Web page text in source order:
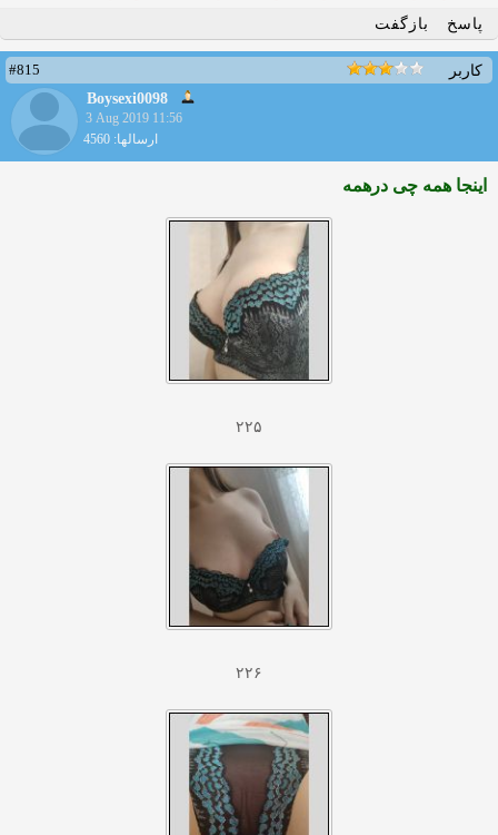
پاسخ
بازگفت
کاربر
#815
Boysexi0098
3 Aug 2019 11:56
ارسالها: 4560
اینجا همه چی درهمه
۲۲۵
۲۲۶